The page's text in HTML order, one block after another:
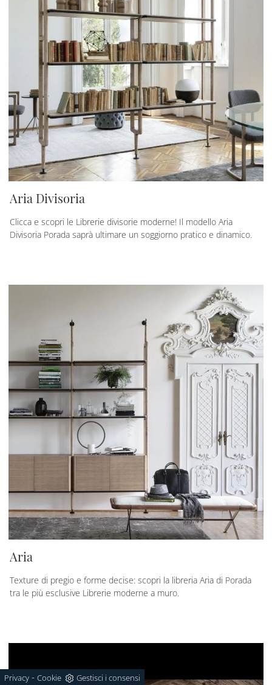
Aria Divisoria
Clicca e scopri le Librerie divisorie moderne! Il modello Aria
Divisoria Porada saprà ultimare un soggiorno pratico e dinamico.
Aria
Texture di pregio e forme decise: scopri la libreria Aria di Porada
tra le più esclusive Librerie moderne a muro.
Privacy - Cookie Gestisci i consensi